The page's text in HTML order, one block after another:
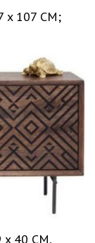
x 107 CM;
x 40 CM,